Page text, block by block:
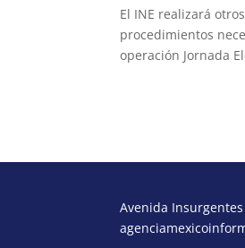
El INE realizará
procedimientos
operación Jornada
Avenida